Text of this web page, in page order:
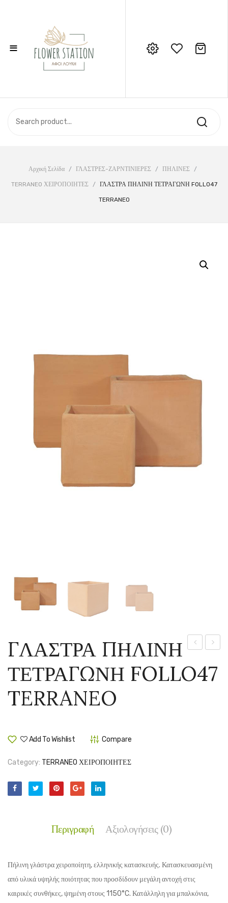
≡
ΕΠΙΚΟΙΝΩΝΊΑ
Αρχική Σελίδα / ΓΛΑΣΤΡΕΣ-ΖΑΡΝΤΙΝΙΕΡΕΣ / ΠΗΛΙΝΕΣ /
TERRANEO ΧΕΙΡΟΠΟΙΗΤΕΣ / ΓΛΑΣΤΡΑ ΠΗΛΙΝΗ ΤΕΤΡΑΓΩΝΗ FOLLO47
TERRANEO
ΓΛΑΣΤΡΑ ΠΗΛΙΝΗ
ΤΕΤΡΑΓΩΝΗ FOLLO47
TERRANEO
Add To Wishlist Compare
Category: TERRANEO ΧΕΙΡΟΠΟΙΗΤΕΣ
Περιγραφή Αξιολογήσεις (0)
Πήλινη γλάστρα χειροποίητη, ελληνικής κατασκευής. Κατασκευασμένη
από υλικά υψηλής ποιότητας που προσδίδουν μεγάλη αντοχή στις
καιρικές συνθήκες, ψημένη στους 1150°C. Κατάλληλη για μπαλκόνια,